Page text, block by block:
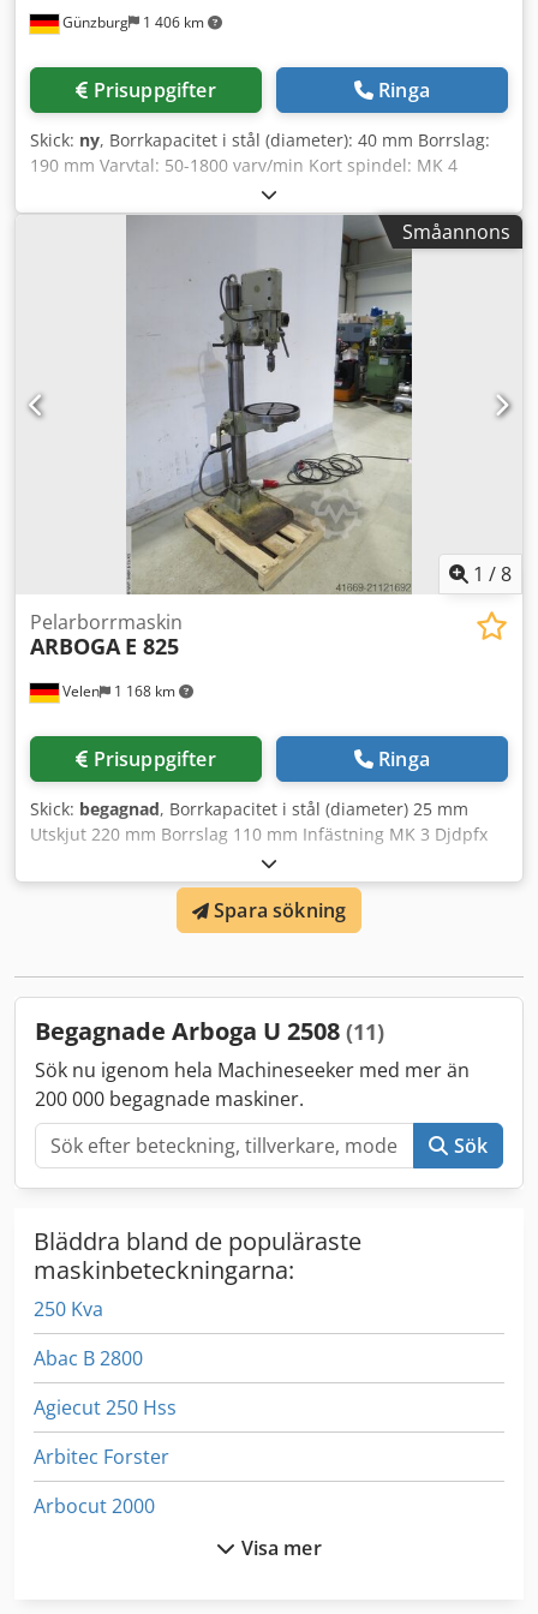
Günzburg 1 406 km
Prisuppgifter Ringa
Skick: ny, Borrkapacitet i stål (diameter): 40 mm Borrslag:
190 mm Varvtal: 50-1800 varv/min Kort spindel: MK 4
Dsdpfxsyv Nr Uo Ap Esck Bordmått: 500x400 mm Totalt
effektbehov: 2,2 kW Maskinvikt ca: 330 kg Platsbehov ca:
670 x 500 x 2120 mm -Specialpris- -Utställningsmaskin-
Småannons
1 /8
Velen 1 168 km
Pelarborrmaskin
ARBOGA E 825
Prisuppgifter Ringa
Skick: begagnad, Borrkapacitet i stål (diameter) 25 mm
Utskjut 220 mm Borrslag 110 mm Infästning MK 3 Djdpfx
Apoyfwy Ro Esck Bordstorlek 350 mm rund Varvtal 100 -
2080 varv/min Anslutningsspänning 400 V Totalt
effektbehov 0,9 kW Maskinvikt ca 0,2 ton Mått L x B x H 0,8
Spara sökning
Begagnade Arboga U 2508 (11)
Sök nu igenom hela Machineseeker med mer än
200 000 begagnade maskiner.
Sök
Bläddra bland de populäraste
maskinbeteckningarna:
250 Kva
Abac B 2800
Agiecut 250 Hss
Arbitec Forster
Arbocut 2000
Visa mer